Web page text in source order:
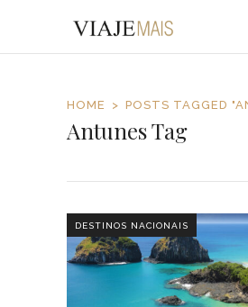
HOME POSTS TAGGED
Antunes Tag
DESTINOS NACIONAIS